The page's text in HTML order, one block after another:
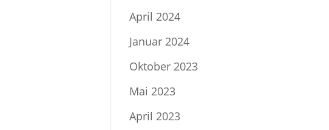
April 2024
Januar 2024
Oktober 2023
Mai 2023
April 2023